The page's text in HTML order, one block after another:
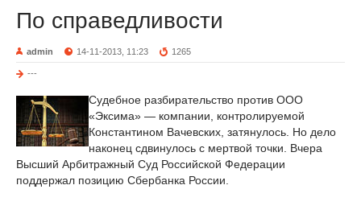
По справедливости
admin 14-11-2013, 11:23 1265
---
Судебное разбирательство против ООО
«Эксима» — компании, контролируемой
Константином Вачевских, затянулось. Но дело
наконец сдвинулось с мертвой точки. Вчера
Высший Арбитражный Суд Российской Федерации
поддержал позицию Сбербанка России.